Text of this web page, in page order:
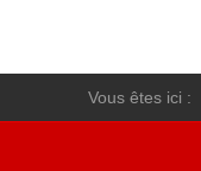
Vous êtes ici :